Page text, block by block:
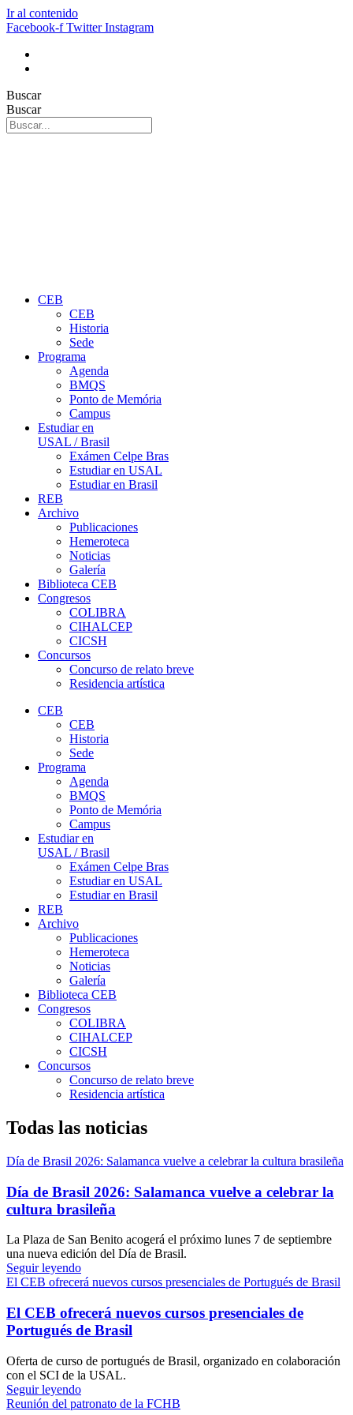
Ir al contenido
Facebook-f Twitter Instagram
Buscar
Buscar
CEB
CEB
Historia
Sede
Programa
Agenda
BMQS
Ponto de Memória
Campus
Estudiar en
USAL / Brasil
Exámen Celpe Bras
Estudiar en USAL
Estudiar en Brasil
REB
Archivo
Publicaciones
Hemeroteca
Noticias
Galería
Biblioteca CEB
Congresos
COLIBRA
CIHALCEP
CICSH
Concursos
Concurso de relato breve
Residencia artística
CEB
CEB
Historia
Sede
Programa
Agenda
BMQS
Ponto de Memória
Campus
Estudiar en
USAL / Brasil
Exámen Celpe Bras
Estudiar en USAL
Estudiar en Brasil
REB
Archivo
Publicaciones
Hemeroteca
Noticias
Galería
Biblioteca CEB
Congresos
COLIBRA
CIHALCEP
CICSH
Concursos
Concurso de relato breve
Residencia artística
Todas las noticias
Día de Brasil 2026: Salamanca vuelve a celebrar la cultura brasileña
Día de Brasil 2026: Salamanca vuelve a celebrar la
cultura brasileña
La Plaza de San Benito acogerá el próximo lunes 7 de septiembre
una nueva edición del Día de Brasil.
Seguir leyendo
El CEB ofrecerá nuevos cursos presenciales de Portugués de Brasil
El CEB ofrecerá nuevos cursos presenciales de
Portugués de Brasil
Oferta de curso de portugués de Brasil, organizado en colaboración
con el SCI de la USAL.
Seguir leyendo
Reunión del patronato de la FCHB